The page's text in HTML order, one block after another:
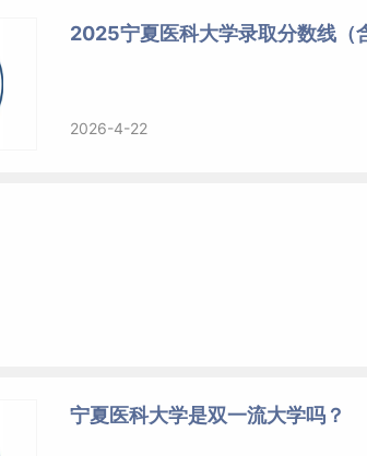
2025宁夏医科大学录取分数线（
2026-4-22
宁夏医科大学是双一流大学吗？